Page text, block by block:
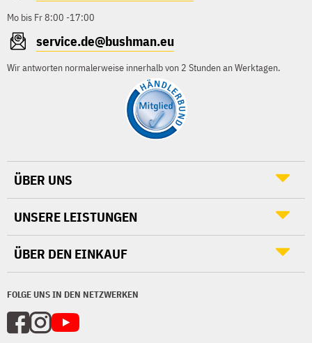
Mo bis Fr 8:00 -17:00
service.de@bushman.eu
Wir antworten normalerweise innerhalb von 2 Stunden an Werktagen.
FOLGE UNS IN DEN NETZWERKEN
ÜBER UNS
UNSERE LEISTUNGEN
ÜBER DEN EINKAUF